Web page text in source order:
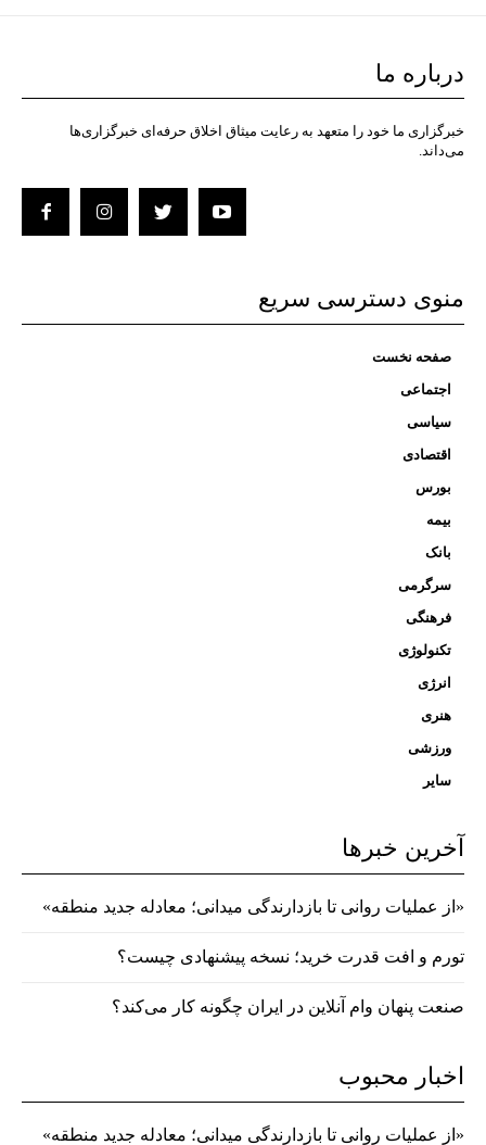
درباره ما
خبرگزاری ما خود را متعهد به رعایت میثاق اخلاق حرفه‌ای خبرگزاری‌ها
می‌داند.
منوی دسترسی سریع
صفحه نخست
اجتماعی
سیاسی
اقتصادی
بورس
بیمه
بانک
سرگرمی
فرهنگی
تکنولوژی
انرژی
هنری
ورزشی
سایر
آخرین خبرها
«از عملیات روانی تا بازدارندگی میدانی؛ معادله جدید منطقه»
تورم و افت قدرت خرید؛ نسخه پیشنهادی چیست؟
صنعت پنهان وام آنلاین در ایران چگونه کار می‌کند؟
اخبار محبوب
«از عملیات روانی تا بازدارندگی میدانی؛ معادله جدید منطقه»